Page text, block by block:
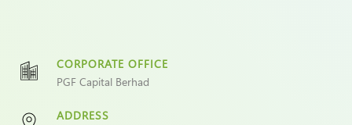
CORPORATE OFFICE
PGF Capital Berhad
ADDRESS